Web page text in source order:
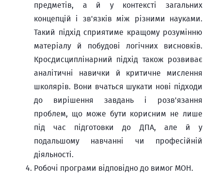
предметів, а й у контексті загальних
концепцій і зв'язків між різними науками.
Такий підхід сприятиме кращому розумінню
матеріалу й побудові логічних висновків.
Кросдисциплінарний підхід також розвиває
аналітичні навички й критичне мислення
школярів. Вони вчаться шукати нові підходи
до вирішення завдань і розв'язання
проблем, що може бути корисним не лише
під час підготовки до ДПА, але й у
подальшому навчанні чи професійній
діяльності.
Робочі програми відповідно до вимог МОН.